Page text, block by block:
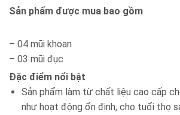
Sản phẩm được mua bao gồm
– 04 mũi khoan
– 03 mũi đục
Đặc điểm nổi bật
Sản phẩm làm từ chất liệu cao cấp
như hoạt động ổn định, cho tuổi thọ